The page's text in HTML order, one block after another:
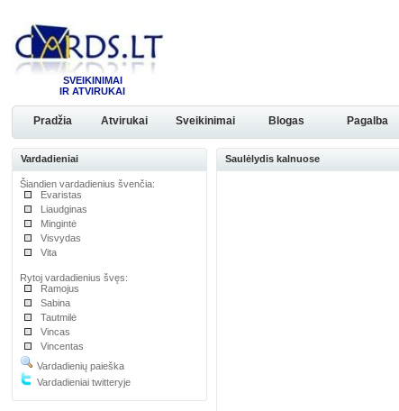
SVEIKINIMAI
IR ATVIRUKAI
Pradžia Atvirukai Sveikinimai Blogas Pagalba
Vardadieniai
Šiandien vardadienius švenčia:
Evaristas
Liaudginas
Mingintė
Visvydas
Vita
Rytoj vardadienius švęs:
Ramojus
Sabina
Tautmilė
Vincas
Vincentas
Vardadienių paieška
Vardadieniai twitteryje
Saulėlydis kalnuose